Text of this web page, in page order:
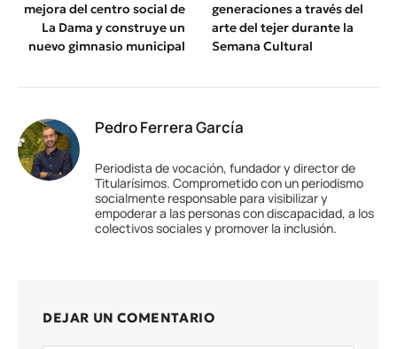
mejora del centro social de
La Dama y construye un
nuevo gimnasio municipal
generaciones a través del
arte del tejer durante la
Semana Cultural
Pedro Ferrera García
Periodista de vocación, fundador y director de
Titularísimos. Comprometido con un periodismo
socialmente responsable para visibilizar y
empoderar a las personas con discapacidad, a los
colectivos sociales y promover la inclusión.
DEJAR UN COMENTARIO